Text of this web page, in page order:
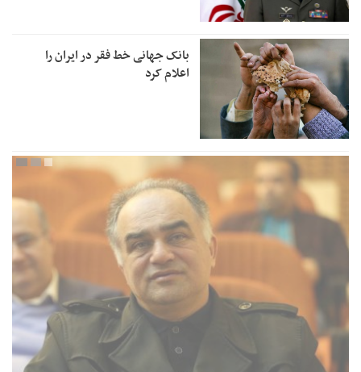
بانک جهانی خط فقر در ایران را
اعلام کرد